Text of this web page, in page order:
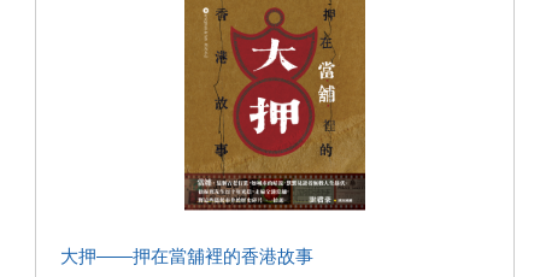
大押——押在當舖裡的香港故事